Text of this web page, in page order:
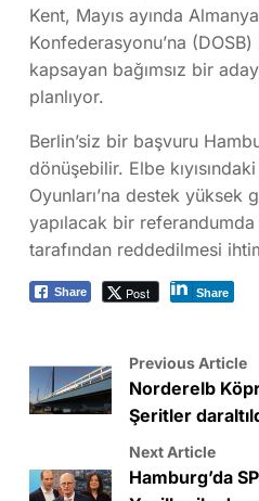
Kent, Mayıs ayında
Konfederasyonu’na (DOSB)
kapsayan bağımsız bir
planlıyor.
Berlin’siz bir başvuru
dönüşebilir. Elbe
Oyunları’na destek yüksek
yapılacak bir referandumda
tarafından reddedilmesi
Share Post Share
Previous Article
Norderelb
Şeritler
Next Article
Hamburg’da